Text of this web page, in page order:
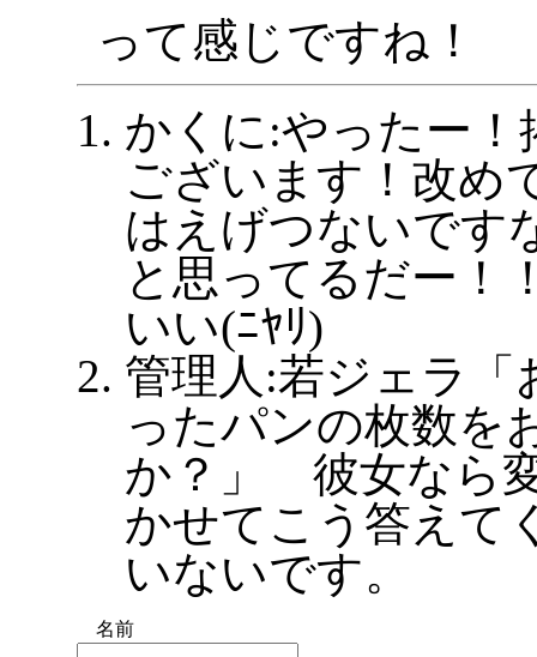
って感じですね！
かくに:やったー！
ございます！改め
はえげつないです
と思ってるだー
いい(ﾆﾔﾘ)
管理人:若ジェラ「
ったパンの枚数を
か？」 彼女なら
かせてこう答えて
いないです。
名前